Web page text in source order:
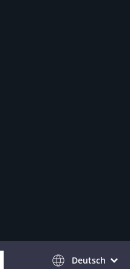
Deutsch